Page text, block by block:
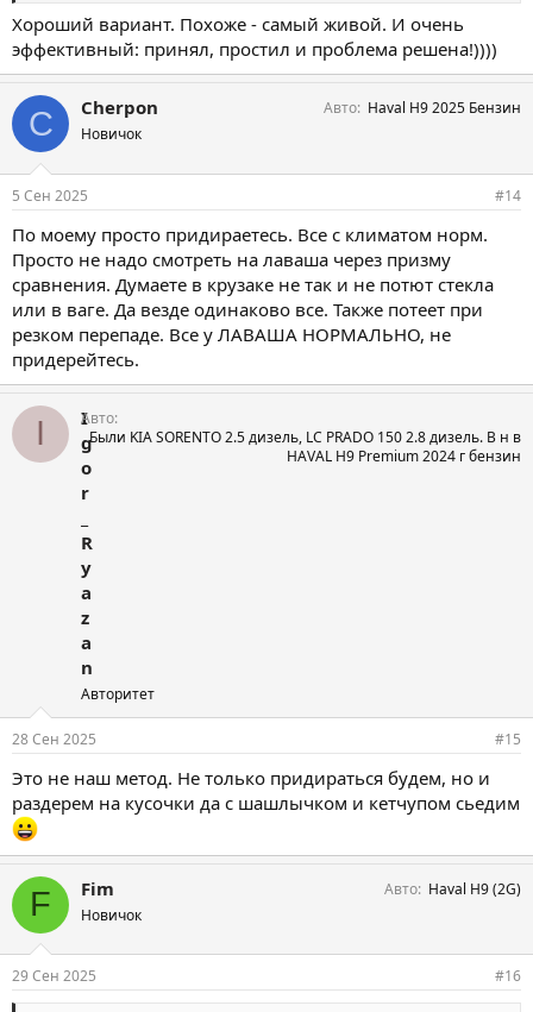
Хороший вариант. Похоже - самый живой. И очень
эффективный: принял, простил и проблема решена!))))
C Cherpon
Новичок
Авто Haval H9 2025 Бензин
5 Сен 2025 #14
По моему просто придираетесь. Все с климатом норм.
Просто не надо смотреть на лаваша через призму
сравнения. Думаете в крузаке не так и не потют стекла
или в ваге. Да везде одинаково все. Также потеет при
резком перепаде. Все у ЛАВАША НОРМАЛЬНО, не
придерейтесь.
I
I
g
o
r
R
y
a
z
a
n
Авторитет
Авто
Были KIA SORENTO 2.5 дизель, LC PRADO 150 2.8 дизель. В н в
HAVAL H9 Premium 2024 г бензин
28 Сен 2025 #15
Это не наш метод. Не только придираться будем, но и
раздерем на кусочки да с шашлычком и кетчупом сьедим
F Fim
Новичок
Авто Haval H9 (2G)
29 Сен 2025 #16